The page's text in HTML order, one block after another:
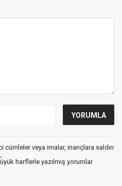
veya imalar, inançlara saldırı
harflerle yazılmış yorumlar